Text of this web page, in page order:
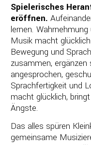
Spielerisches
eröffnen.
lernen.
Musik macht
Bewegung und
zusammen, ergänzen
angesprochen,
Sprachfertigkeit und
macht glücklich,
Ängste.
Das alles spüren
gemeinsame